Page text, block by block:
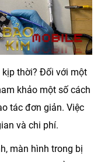
kịp thời? Đối với một
khảo một số cách
tác đơn giản. Việc
và chi phí.
màn hình trong bị